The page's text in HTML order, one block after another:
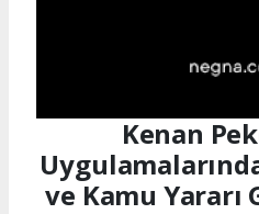
Kenan
ve Kamu